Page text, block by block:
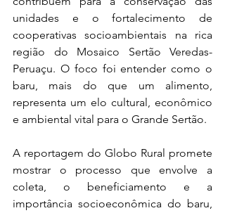
unidades e o fortalecimento de
cooperativas socioambientais na rica
região do Mosaico Sertão Veredas-
Peruaçu. O foco foi entender como o
baru, mais do que um alimento,
representa um elo cultural, econômico
e ambiental vital para o Grande Sertão.
A reportagem do Globo Rural promete
mostrar o processo que envolve a
coleta, o beneficiamento e a
importância socioeconômica do baru,